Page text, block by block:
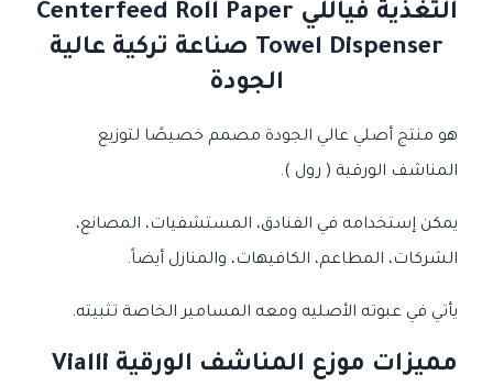
التغذية فياللي Centerfeed Roll Paper
Towel Dispenser صناعة تركية عالية
الجودة
هو منتج أصلي عالي الجودة مصمم خصيصًا لتوزيع
المناشف الورقية ( رول ).
يمكن إستخدامه في الفنادق، المستشفيات، المصانع،
الشركات، المطاعم، الكافيهات، والمنازل أيضاً.
يأتي في عبوته الأصليه ومعه المسامير الخاصة تثبيته.
مميزات موزع المناشف الورقية Vialli